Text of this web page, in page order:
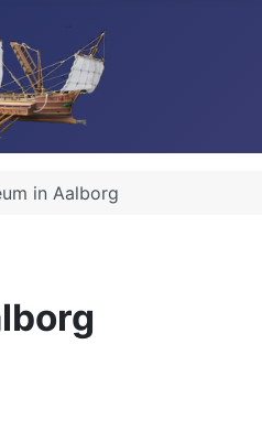
in Aalborg